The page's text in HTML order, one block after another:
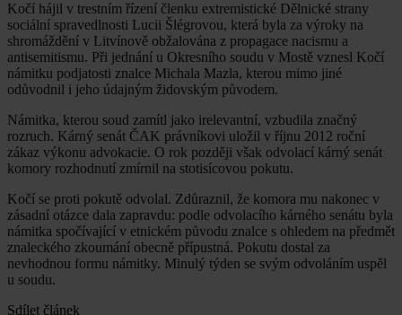
Kočí hájil v trestním řízení členku extremistické Dělnické strany
sociální spravedlnosti Lucii Šlégrovou, která byla za výroky na
shromáždění v Litvínově obžalována z propagace nacismu a
antisemitismu. Při jednání u Okresního soudu v Mostě vznesl Kočí
námitku podjatosti znalce Michala Mazla, kterou mimo jiné
odůvodnil i jeho údajným židovským původem.
Námitka, kterou soud zamítl jako irelevantní, vzbudila značný
rozruch. Kárný senát ČAK právníkovi uložil v říjnu 2012 roční
zákaz výkonu advokacie. O rok později však odvolací kárný senát
komory rozhodnutí zmírnil na stotisícovou pokutu.
Kočí se proti pokutě odvolal. Zdůraznil, že komora mu nakonec v
zásadní otázce dala zapravdu: podle odvolacího kárného senátu byla
námitka spočívající v etnickém původu znalce s ohledem na předmět
znaleckého zkoumání obecně přípustná. Pokutu dostal za
nevhodnou formu námitky. Minulý týden se svým odvoláním uspěl
u soudu.
Sdílet článek